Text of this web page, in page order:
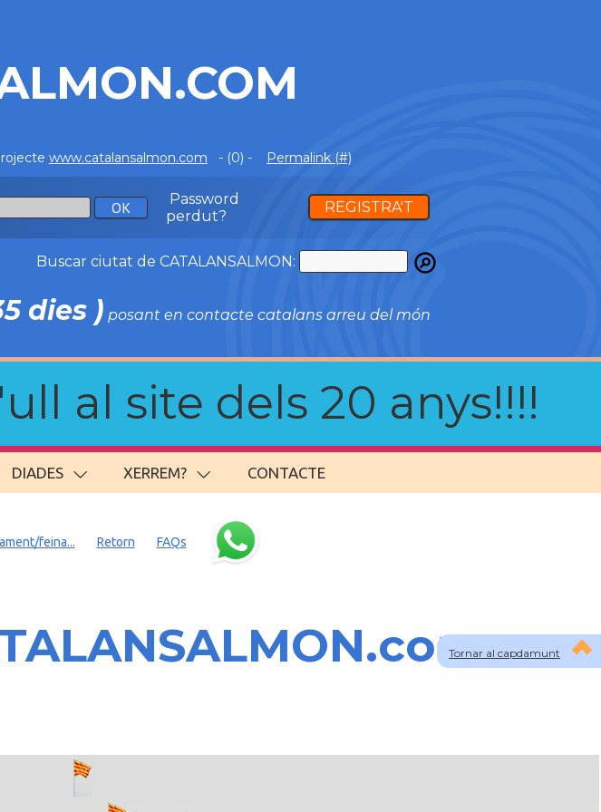
www.catalansalmon.com - (0) - Permalink (#)
Password
perdut?
REGISTRA'T
Buscar ciutat de CATALANSALMON:
dies ) posant en contacte catalans arreu del món
al site dels 20 anys!!!!
DIADES XERREM? CONTACTE
Tornar al capdamunt
feina... Retorn FAQs